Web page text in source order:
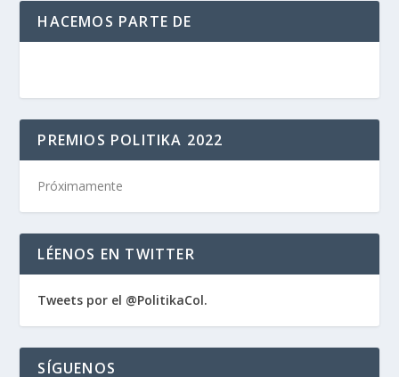
HACEMOS PARTE DE
PREMIOS POLITIKA 2022
Próximamente
LÉENOS EN TWITTER
Tweets por el @PolitikaCol.
SÍGUENOS